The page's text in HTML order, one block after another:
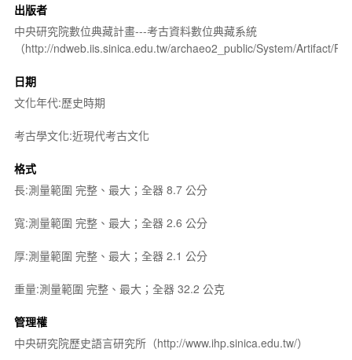
出版者
中央研究院數位典藏計畫---考古資料數位典藏系統
（http://ndweb.iis.sinica.edu.tw/archaeo2_public/System/Artifact/
日期
文化年代:歷史時期
考古學文化:近現代考古文化
格式
長:測量範圍 完整、最大；全器 8.7 公分
寬:測量範圍 完整、最大；全器 2.6 公分
厚:測量範圍 完整、最大；全器 2.1 公分
重量:測量範圍 完整、最大；全器 32.2 公克
管理權
中央研究院歷史語言研究所（http://www.ihp.sinica.edu.tw/）